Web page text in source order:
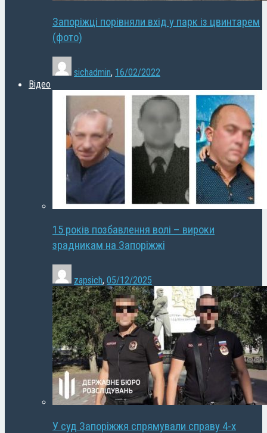
Запоріжці порівняли вхід у парк із цвинтарем
(фото)
sichadmin, 16/02/2022
Відео
15 років позбавлення волі – вироки
зрадникам на Запоріжжі
zapsich, 05/12/2025
У суд Запоріжжя спрямували справу 4-х